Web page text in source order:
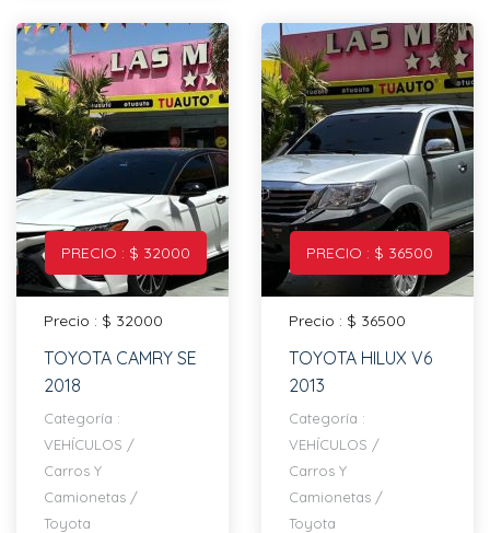
PRECIO : $ 32000
Precio : $ 32000
TOYOTA CAMRY SE
2018
Categoría :
VEHÍCULOS /
Carros Y
Camionetas /
Toyota
PRECIO : $ 36500
Precio : $ 36500
TOYOTA HILUX V6
2013
Categoría :
VEHÍCULOS /
Carros Y
Camionetas /
Toyota